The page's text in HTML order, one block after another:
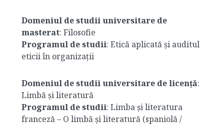
Domeniul de studii universitare de
masterat: Filosofie
Programul de studii: Etică aplicată și auditul
eticii în organizații
Domeniul de studii universitare de licență:
Limbă și literatură
Programul de studii: Limba și literatura
franceză – O limbă și literatură (spaniolă /